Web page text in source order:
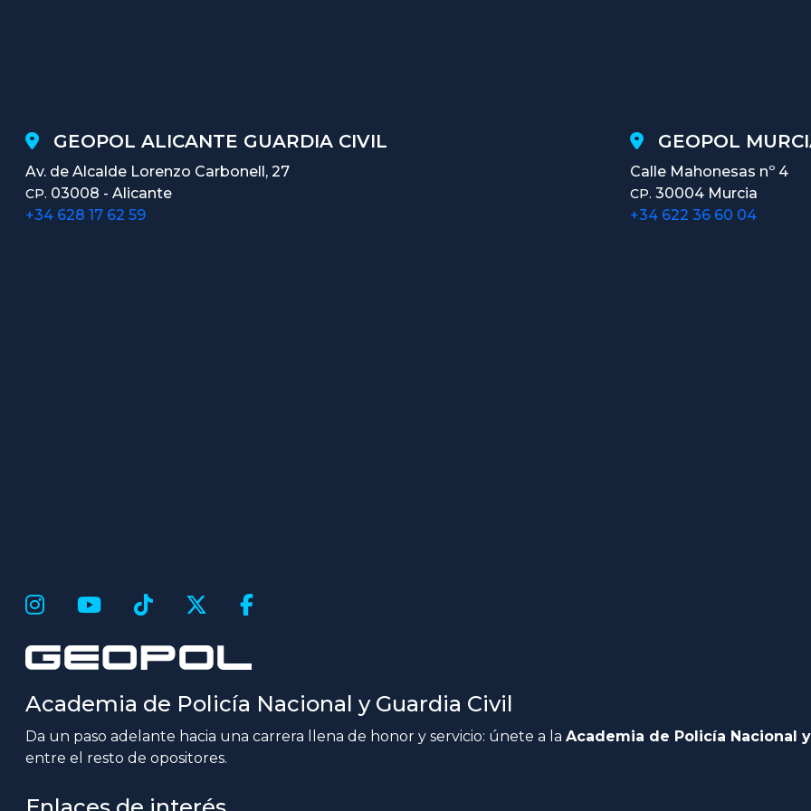
GEOPOL ALICANTE GUARDIA CIVIL
Av. de Alcalde Lorenzo Carbonell, 27
CP. 03008 - Alicante
+34 628 17 62 59
GEOPOL
Calle Mahonesas nº 4
CP. 30004 Murcia
+34 622 36 60 04
Academia de Policía Nacional y Guardia Civil
Da un paso adelante hacia una carrera llena de honor y servicio: únete a la Academia de Policía Nacional
entre el resto de opositores.